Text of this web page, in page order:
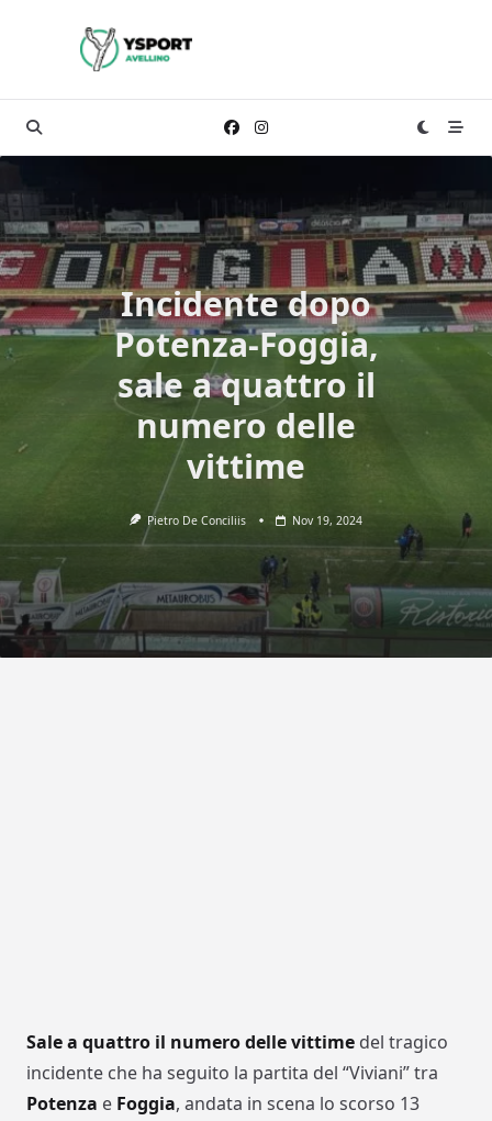
Incidente dopo
Potenza-Foggia,
sale a quattro il
numero delle
vittime
Pietro De Conciliis Nov 19, 2024
Sale a quattro il numero delle vittime del tragico
incidente che ha seguito la partita del “Viviani” tra
Potenza e Foggia, andata in scena lo scorso 13